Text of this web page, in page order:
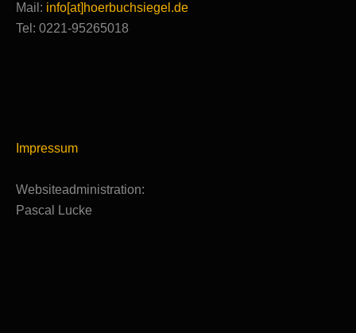
Mail: info[at]hoerbuchsiegel.de
Tel: 0221-95265018
Impressum
Websiteadministration:
Pascal Lucke